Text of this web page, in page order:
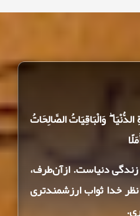
الدُّنْيَا ۖ وَالْبَاقِيَاتُ الصَّالِحَاتُ
زندگی دنیاست. ازآن‌طرف،
خدا ثواب ارزشمندتری